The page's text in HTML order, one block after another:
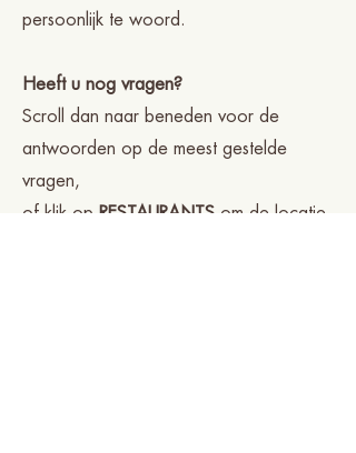
persoonlijk te woord.
Heeft u nog vragen?
Scroll dan naar beneden voor de
antwoorden op de meest gestelde
vragen,
of klik op RESTAURANTS om de locatie